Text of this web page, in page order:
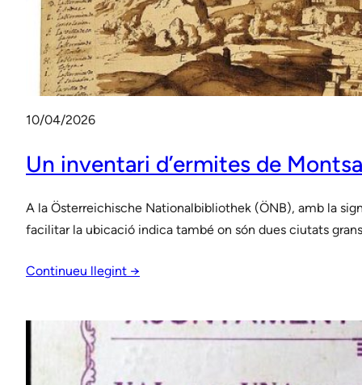
10/04/2026
Un inventari d’ermites de
A la Österreichische Nationalbibliothek (ÖNB), amb la
facilitar la ubicació indica també on són dues ciutats
Continueu llegint →